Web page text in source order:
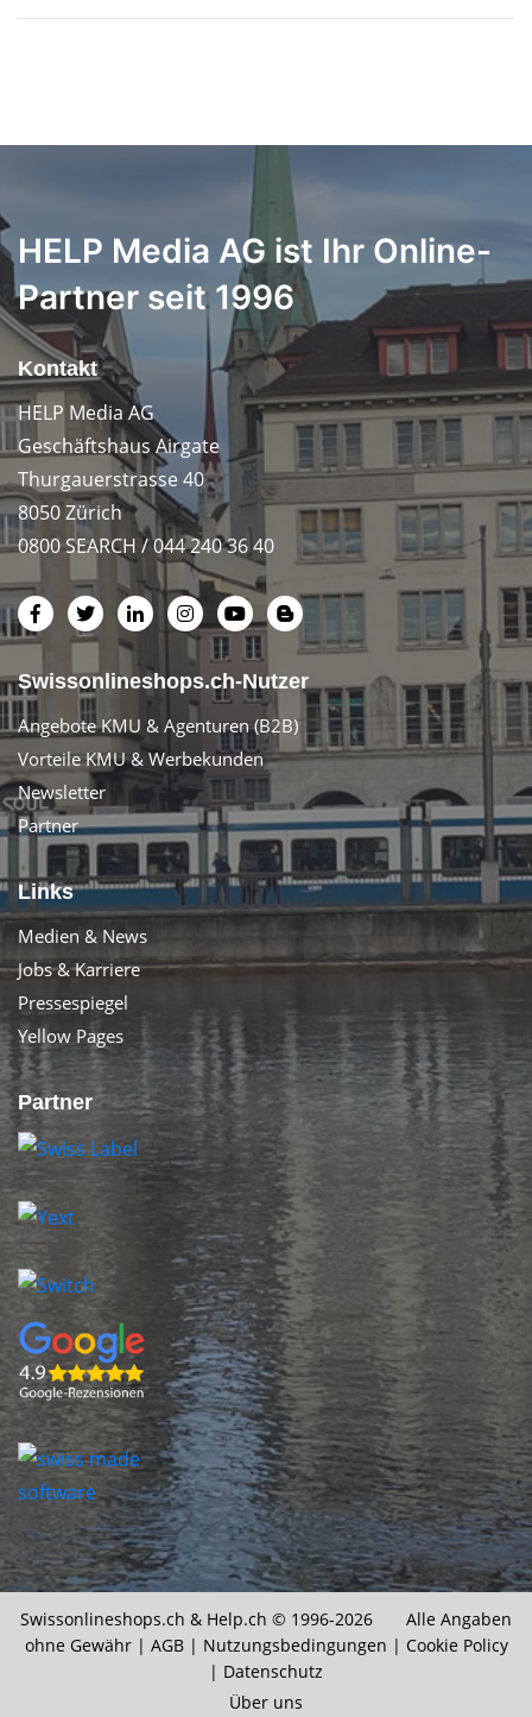
HELP Media AG ist Ihr Online-
Partner seit 1996
Kontakt
HELP Media AG
Geschäftshaus Airgate
Thurgauerstrasse 40
8050 Zürich
0800 SEARCH / 044 240 36 40
Swissonlineshops.ch-Nutzer
Angebote KMU & Agenturen (B2B)
Vorteile KMU & Werbekunden
Newsletter
Partner
Links
Medien & News
Jobs & Karriere
Pressespiegel
Yellow Pages
Partner
Swissonlineshops.ch & Help.ch © 1996-2026 Alle Angaben
ohne Gewähr | AGB| Nutzungsbedingungen | Cookie Policy
| Datenschutz
Über uns